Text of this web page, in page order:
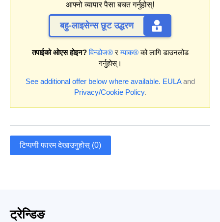
आफ्नो व्यापार पैसा बचत गर्नुहोस्!
बहु-लाइसेन्स छूट उद्धरण
तपाईको ओएस होइन? विन्डोज®रम्याक®को लागि डाउनलोड
गर्नुहोस्।
See additional offer below where available. EULAand
Privacy/Cookie Policy.
टिप्पणी फारम देखाउनुहोस् (0)
ट्रेन्डिङ